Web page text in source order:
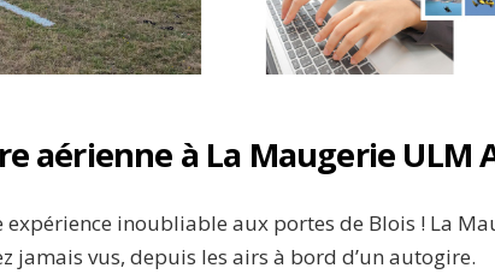
aérienne à La Maugerie ULM
expérience inoubliable aux portes de Blois ! La
jamais vus, depuis les airs à bord d’un autogire.